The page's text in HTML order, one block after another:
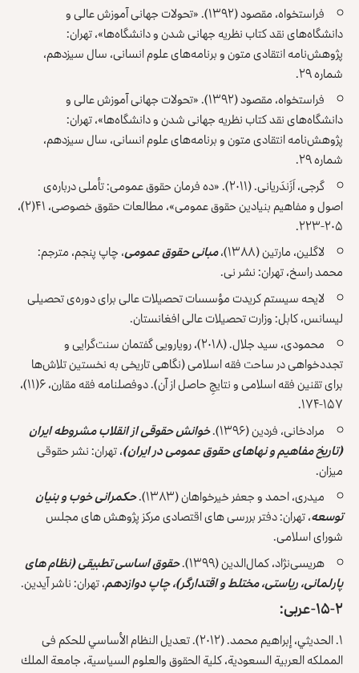
فراستخواه، مقصود (۱۳۹۲). «تحولات جهانی آموزش عالی و
دانشگاه‌های نقد کتاب نظریه جهانی شدن و دانشگاه‌ها»، تهران:
پژوهش‌نامه انتقادی متون و برنامه‌های علوم انسانی، سال سیزدهم،
شماره ۲۹.
فراستخواه، مقصود (۱۳۹۲). «تحولات جهانی آموزش عالی و
دانشگاه‌های نقد کتاب نظریه جهانی شدن و دانشگاه‌ها»، تهران:
پژوهش‌نامه انتقادی متون و برنامه‌های علوم انسانی، سال سیزدهم،
شماره ۲۹.
گرجی، اَزَندَریانی. (۲۰۱۱). «ده فرمان حقوق عمومی: تأملی درباره‌ی
اصول و مفاهیم بنیادین حقوق عمومی»، مطالعات حقوق خصوصی، ۴۱(۲)،
۲۰۵-۲۲۳.‎
لاگلین، مارتین (۱۳۸۸)،
مبانی حقوق عمومی، چاپ پنجم، مترجم:
محمد راسخ، تهران: نشر نی.
لایحه سیستم کریدت مؤسسات تحصیلات عالی برای دوره‌ی تحصیلی
لیسانس، کابل: وزارت تحصیلات عالی افغانستان.
محمودی، سید جلال. (۲۰۱۸)، رویارویی گفتمان سنت‌گرایی و
تجددخواهی در ساحت فقه اسلامی (نگاهی تاریخی به نخستین تلاش‌ها
برای تقنین فقه اسلامی و نتایجِ حاصل از آن). دوفصلنامه فقه مقارن، ۶(۱۱)،
۱۵۷-۱۷۴.‎
مرادخانی، فردین (۱۳۹۶).
خوانش حقوقی از انقلاب مشروطه ایران
(تاریخ مفاهیم و نهاهای حقوق عمومی در ایران)، تهران: نشر حقوقی
میزان.
میدری، احمد و جعفر خیرخواهان (۱۳۸۳).
حکمرانی خوب و بنیان
توسعه، تهران: دفتر بررسی های اقتصادی مرکز پژوهش های مجلس
شورای اسلامی.
هریسی‌نژاد، کمال‌الدین (۱۳۹۹).
حقوق اساسی تطبیقی (نظام های
پارلمانی، ریاستی، مختلط و اقتدارگر)، چاپ دوازدهم، تهران: ناشر آیدین.
۱۵-۲- عربی:
۱. الحديثي، إبراهيم محمد. (۲۰۱۲). تعديل النظام الأساسي للحكم فی
المملکه العربية السعودية، كلية الحقوق والعلوم السياسية، جامعة الملك